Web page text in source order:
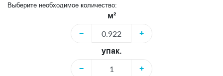
Выберите необходимое количество:
м²
−
+
упак.
−
+